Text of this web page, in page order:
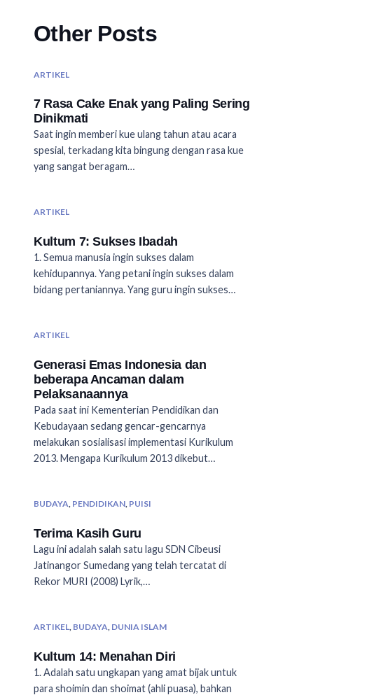
Other Posts
ARTIKEL
7 Rasa Cake Enak yang Paling Sering
Dinikmati
Saat ingin memberi kue ulang tahun atau acara
spesial, terkadang kita bingung dengan rasa kue
yang sangat beragam…
ARTIKEL
Kultum 7: Sukses Ibadah
1. Semua manusia ingin sukses dalam
kehidupannya. Yang petani ingin sukses dalam
bidang pertaniannya. Yang guru ingin sukses…
ARTIKEL
Generasi Emas Indonesia dan
beberapa Ancaman dalam
Pelaksanaannya
Pada saat ini Kementerian Pendidikan dan
Kebudayaan sedang gencar-gencarnya
melakukan sosialisasi implementasi Kurikulum
2013. Mengapa Kurikulum 2013 dikebut…
BUDAYA, PENDIDIKAN, PUISI
Terima Kasih Guru
Lagu ini adalah salah satu lagu SDN Cibeusi
Jatinangor Sumedang yang telah tercatat di
Rekor MURI (2008) Lyrik,…
ARTIKEL BUDAYA DUNIA ISLAM
Kultum 14: Menahan Diri
1. Adalah satu ungkapan yang amat bijak untuk
para shoimin dan shoimat (ahli puasa), bahkan